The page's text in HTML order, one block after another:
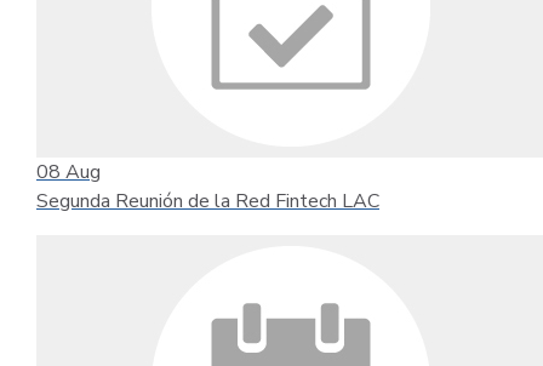
08 Aug
Segunda Reunión de la Red Fintech LAC